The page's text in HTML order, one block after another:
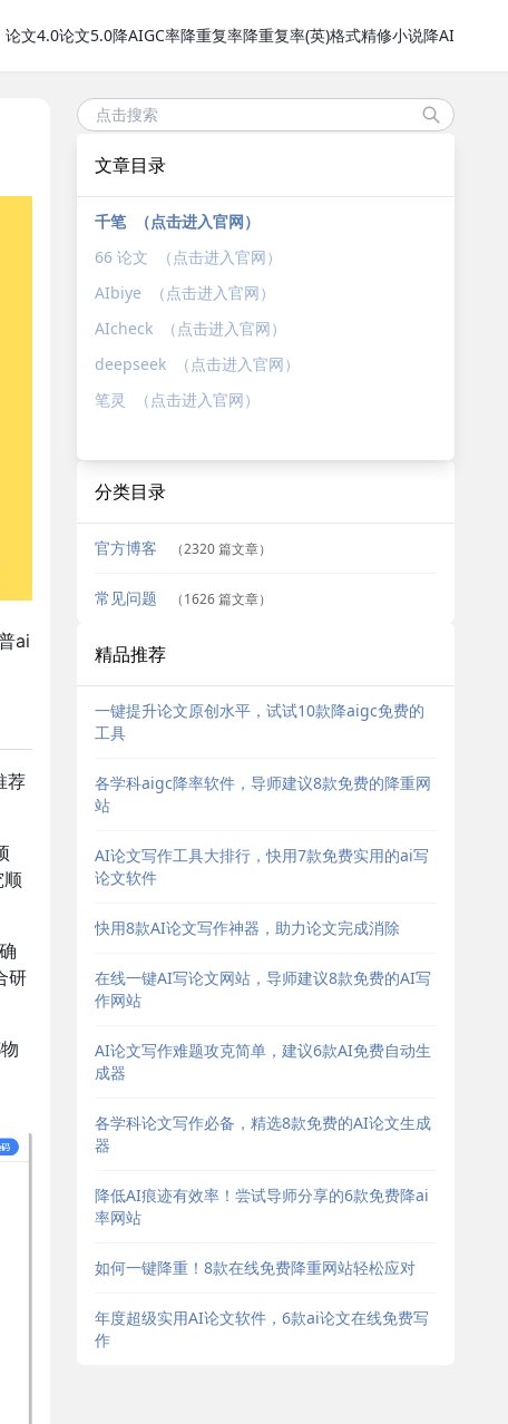
论文4.0论文5.0降AIGC率降重复率降重复率(英)格式精修小说降AI
ai
荐
顺
研
文章目录
千笔 （点击进入官网）
66 论文 （点击进入官网）
AIbiye （点击进入官网）
AIcheck （点击进入官网）
deepseek （点击进入官网）
笔灵 （点击进入官网）
分类目录
官方博客 （2320 篇文章）
常见问题 （1626 篇文章）
精品推荐
一键提升论文原创水平，试试10款降aigc免费的
工具
各学科aigc降率软件，导师建议8款免费的降重网
站
AI论文写作工具大排行，快用7款免费实用的ai写
论文软件
快用8款AI论文写作神器，助力论文完成消除
在线一键AI写论文网站，导师建议8款免费的AI写
作网站
AI论文写作难题攻克简单，建议6款AI免费自动生
成器
各学科论文写作必备，精选8款免费的AI论文生成
器
降低AI痕迹有效率！尝试导师分享的6款免费降ai
率网站
如何一键降重！8款在线免费降重网站轻松应对
年度超级实用AI论文软件，6款ai论文在线免费写
作